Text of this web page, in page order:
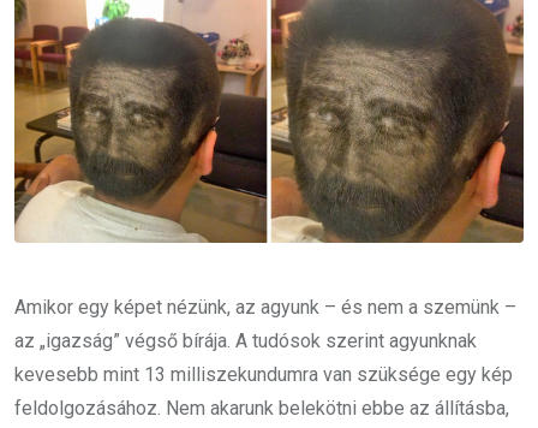
Amikor egy képet nézünk, az agyunk – és nem a szemünk –
az „igazság” végső bírája. A tudósok szerint agyunknak
kevesebb mint 13 milliszekundumra van szüksége egy kép
feldolgozásához. Nem akarunk belekötni ebbe az állításba,